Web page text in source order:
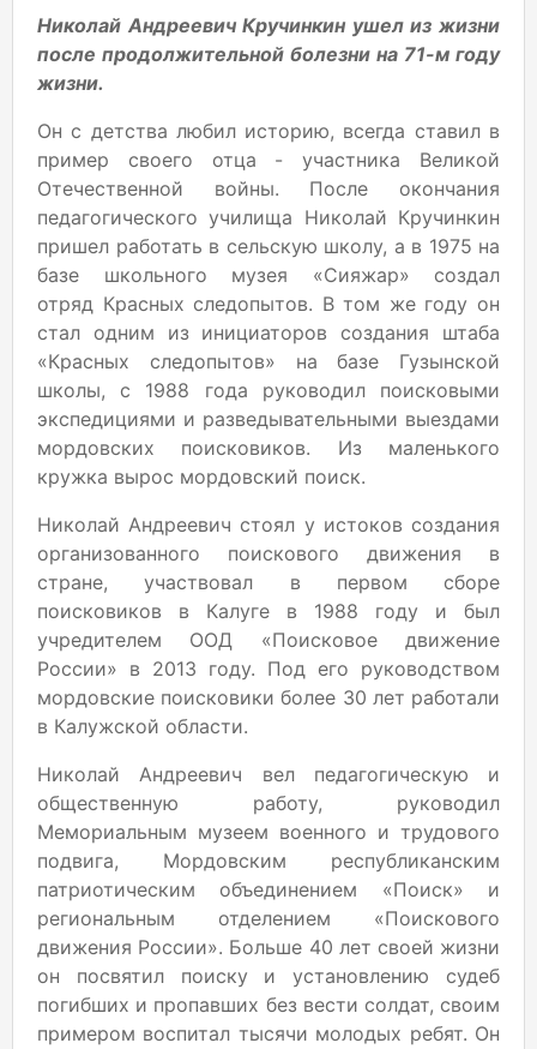
Николай Андреевич Кручинкин ушел из жизни
после продолжительной болезни на 71-м году
жизни.
Он с детства любил историю, всегда ставил в
пример своего отца - участника Великой
Отечественной войны. После окончания
педагогического училища Николай Кручинкин
пришел работать в сельскую школу, а в 1975 на
базе школьного музея «Сияжар» создал
отряд Красных следопытов. В том же году он
стал одним из инициаторов создания штаба
«Красных следопытов» на базе Гузынской
школы, с 1988 года руководил поисковыми
экспедициями и разведывательными выездами
мордовских поисковиков. Из маленького
кружка вырос мордовский поиск.
Николай Андреевич стоял у истоков создания
организованного поискового движения в
стране, участвовал в первом сборе
поисковиков в Калуге в 1988 году и был
учредителем ООД «Поисковое движение
России» в 2013 году. Под его руководством
мордовские поисковики более 30 лет работали
в Калужской области.
Николай Андреевич вел педагогическую и
общественную работу, руководил
Мемориальным музеем военного и трудового
подвига, Мордовским республиканским
патриотическим объединением «Поиск» и
региональным отделением «Поискового
движения России». Больше 40 лет своей жизни
он посвятил поиску и установлению судеб
погибших и пропавших без вести солдат, своим
примером воспитал тысячи молодых ребят. Он